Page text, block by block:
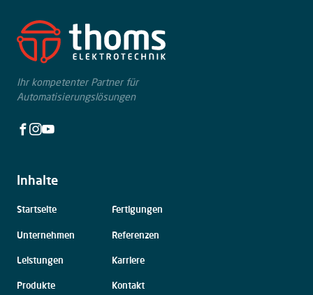
Ihr kompetenter Partner für
Automatisierungslösungen
Facebook
Instagram
Youtube
Inhalte
Navigation
Startseite
Unternehmen
Leistungen
Produkte
Fertigungen
Referenzen
Karriere
Kontakt